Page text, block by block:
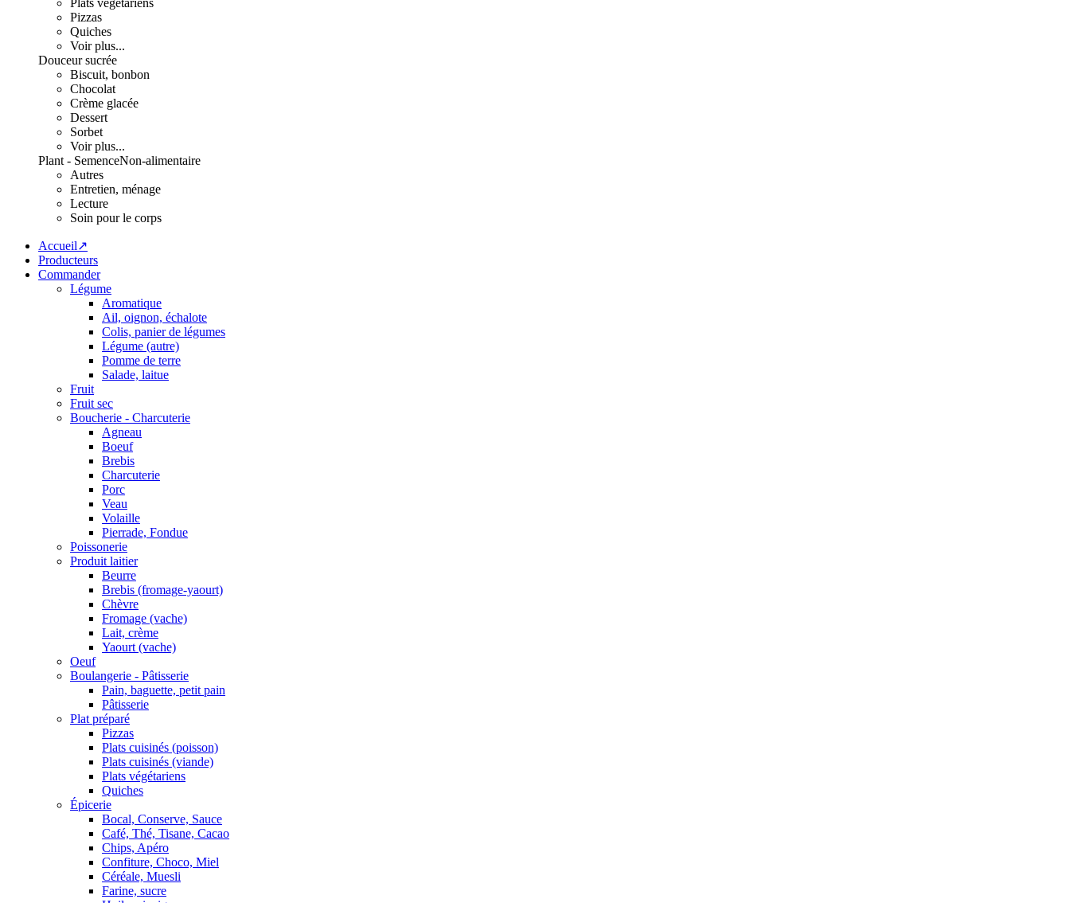
Plats végétariens
Pizzas
Quiches
Voir plus...
Douceur sucrée
Biscuit, bonbon
Chocolat
Crème glacée
Dessert
Sorbet
Voir plus...
Plant - SemenceNon-alimentaire
Autres
Entretien, ménage
Lecture
Soin pour le corps
Accueil↗
Producteurs
Commander
Légume
Aromatique
Ail, oignon, échalote
Colis, panier de légumes
Légume (autre)
Pomme de terre
Salade, laitue
Fruit
Fruit sec
Boucherie - Charcuterie
Agneau
Boeuf
Brebis
Charcuterie
Porc
Veau
Volaille
Pierrade, Fondue
Poissonerie
Produit laitier
Beurre
Brebis (fromage-yaourt)
Chèvre
Fromage (vache)
Lait, crème
Yaourt (vache)
Oeuf
Boulangerie - Pâtisserie
Pain, baguette, petit pain
Pâtisserie
Plat préparé
Pizzas
Plats cuisinés (poisson)
Plats cuisinés (viande)
Plats végétariens
Quiches
Épicerie
Bocal, Conserve, Sauce
Café, Thé, Tisane, Cacao
Chips, Apéro
Confiture, Choco, Miel
Céréale, Muesli
Farine, sucre